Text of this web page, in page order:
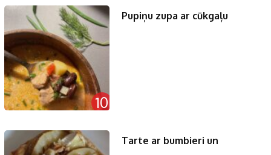
10
Pupiņu zupa ar cūkgaļu
Tarte ar bumbieri un